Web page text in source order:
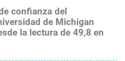
confianza del
de Michigan
la lectura de 49,8 en